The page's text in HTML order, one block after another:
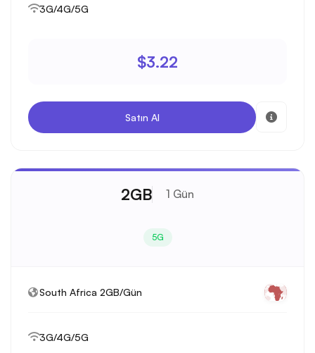
3G/4G/5G
$3.22
Satın Al
2GB 1 Gün
5G
South Africa 2GB/Gün
3G/4G/5G